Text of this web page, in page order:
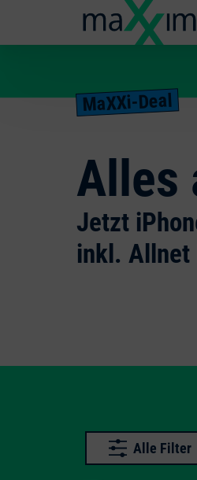
MaXXi-Deal
Alles
Jetzt
inkl. Allnet
Alle Filter